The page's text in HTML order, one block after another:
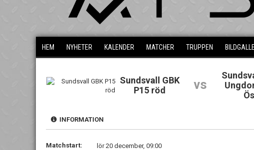
HEM NYHETER KALENDER MATCHER TRUPPEN
Sundsvall GBK
P15 röd
vs
INFORMATION
Matchstart:
lör 20 december, 09:00